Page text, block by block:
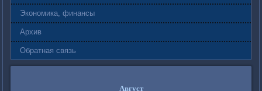
Экономика, финансы
Архив
Обратная связь
Август